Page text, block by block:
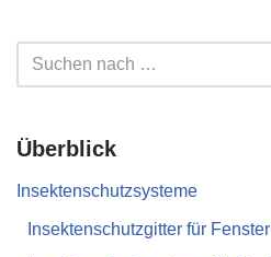
Überblick
Insektenschutzsysteme
Insektenschutzgitter für Fenster